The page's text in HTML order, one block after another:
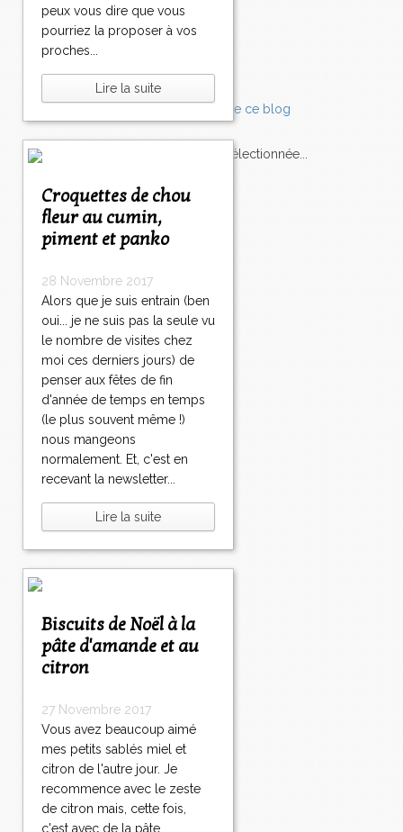
peux vous dire que vous
pourriez la proposer à vos
proches...
Lire la suite
Croquettes de chou
fleur au cumin,
piment et panko
28 Novembre 2017
Alors que je suis entrain (ben
oui... je ne suis pas la seule vu
le nombre de visites chez
moi ces derniers jours) de
penser aux fêtes de fin
d'année de temps en temps
(le plus souvent même !)
nous mangeons
normalement. Et, c'est en
recevant la newsletter...
Lire la suite
Biscuits de Noël à la
pâte d'amande et au
citron
27 Novembre 2017
Vous avez beaucoup aimé
mes petits sablés miel et
citron de l'autre jour. Je
recommence avec le zeste
de citron mais, cette fois,
c'est avec de la pâte
Pâtes
Tomates
L'Express style m'a sélectionnée...
L'actuSaveurs
lexpress.fr/Styles
articles récents